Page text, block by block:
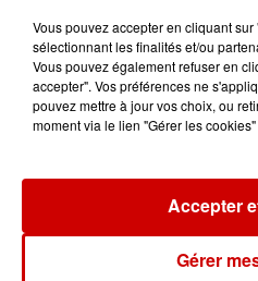
Le Duel -
Vous pouvez accepter en cliquant
sélectionnant les finalités et/ou
Vous pouvez également refuser en
accepter". Vos préférences ne
pouvez mettre à jour vos choix, ou
moment via le lien "Gérer les
Gérer
Accepter